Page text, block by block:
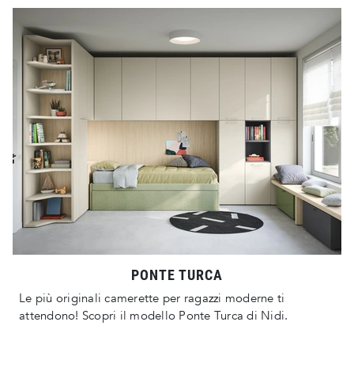
PONTE TURCA
Le più originali camerette per ragazzi moderne ti
attendono! Scopri il modello Ponte Turca di Nidi.